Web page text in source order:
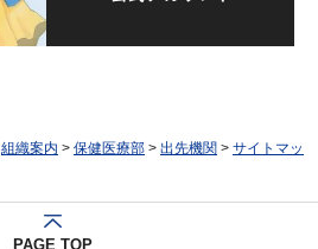
組織案内 > 保健医療部 > 出先機関 > サイトマッ
PAGE TOP